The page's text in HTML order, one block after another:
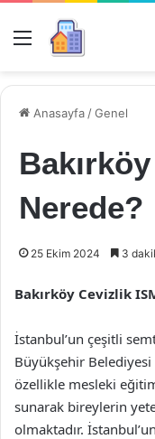
Menü
Anasayfa /Genel
Nerede?
25 Ekim 2024 3
Bakırköy Cevizlik
İstanbul’un çeşitli
Büyükşehir Belediyesi
özellikle mesleki
sunarak bireylerin
olmaktadır.